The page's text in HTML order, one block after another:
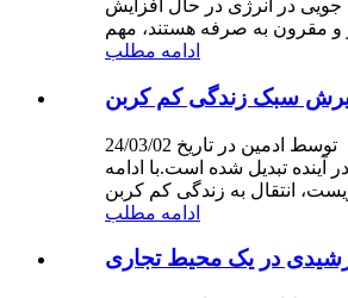
جویی در انرژی در حال افزایش
ادامه مطلب
سبک زندگی کم کربن
توسط ادمین در تاریخ 24/03/02
تبدیل شده است.با ادامه
ادامه مطلب
در یک محیط تجاری